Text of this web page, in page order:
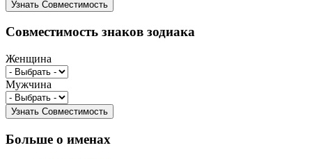
Совместимость знаков зодиака
Женщина
Мужчина
Больше о именах